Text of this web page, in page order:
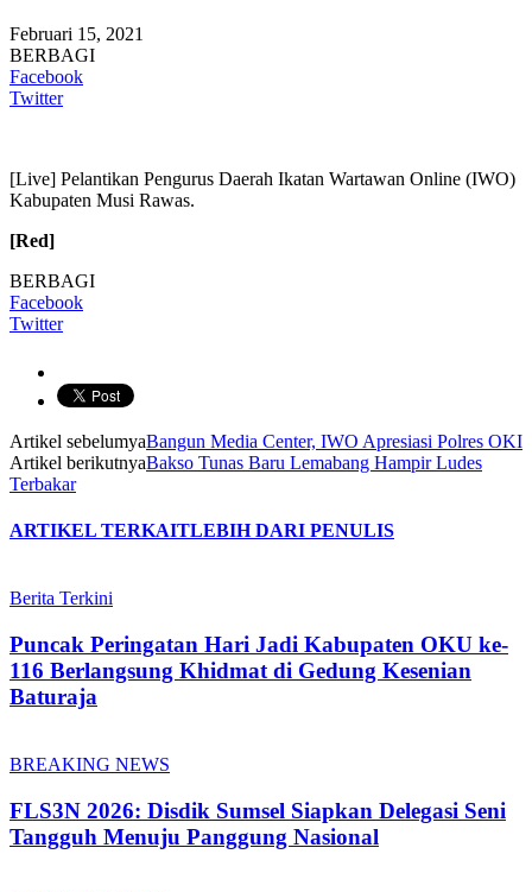
Februari 15, 2021
BERBAGI
Facebook
Twitter
[Live] Pelantikan Pengurus Daerah Ikatan Wartawan Online (IWO)
Kabupaten Musi Rawas.
[Red]
BERBAGI
Facebook
Twitter
Artikel sebelumyaBangun Media Center, IWO Apresiasi Polres OKI
Artikel berikutnyaBakso Tunas Baru Lemabang Hampir Ludes
Terbakar
ARTIKEL TERKAITLEBIH DARI PENULIS
Berita Terkini
Puncak Peringatan Hari Jadi Kabupaten OKU ke-
116 Berlangsung Khidmat di Gedung Kesenian
Baturaja
BREAKING NEWS
FLS3N 2026: Disdik Sumsel Siapkan Delegasi Seni
Tangguh Menuju Panggung Nasional